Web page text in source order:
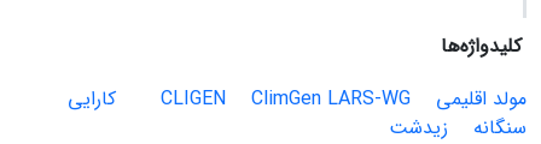
کلیدواژه‌ها
مولد اقلیمی
CLIGEN ClimGen LARS-WG
کارایی
سنگانه
زیدشت